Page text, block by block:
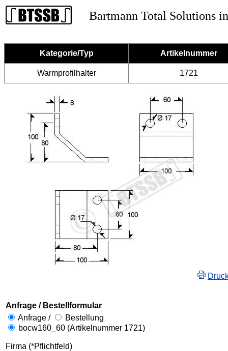
Bartmann Total Solutions
Kategorie/Typ Artikelnummer
Warmprofilhalter 1721
Anfrage / Bestellformular
Anfrage /
Bestellung
bocw160_60 (Artikelnummer 1721)
Firma (*Pflichtfeld)